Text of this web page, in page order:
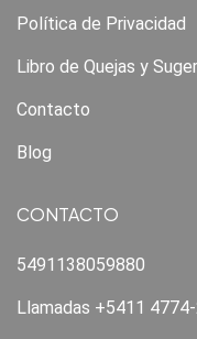
Política de Privacidad
Libro de Quejas y
Contacto
Blog
CONTACTO
5491138059880
Llamadas +5411